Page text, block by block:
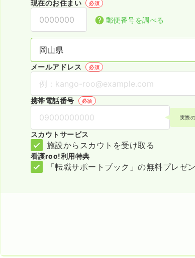
現在のお住まい 必須
郵便番号を調べる
メールアドレス 必須
携帯電話番号 必須
実際
スカウトサービス
施設からスカウトを受け取る
看護roo!利用特典
「転職サポートブック」の無料プレゼ